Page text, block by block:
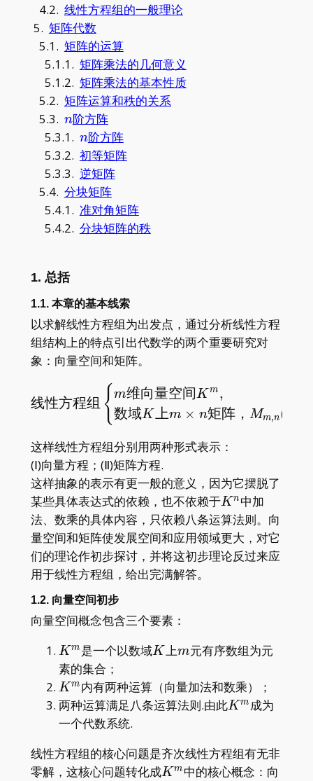
4.2. 线性方程组的一般理论
5. 矩阵代数
5.1. 矩阵的运算
5.1.1. 矩阵乘法的几何意义
5.1.2. 矩阵乘法的基本性质
5.2. 矩阵运算和秩的关系
5.3. n
n阶方阵
5.3.1. n
n阶方阵
5.3.2. 初等矩阵
5.3.3. 逆矩阵
5.4. 分块矩阵
5.4.1. 准对角矩阵
5.4.2. 分块矩阵的秩
1. 总括
1.1. 本章的基本线索
以求解线性方程组为出发点，通过分析线性方程
组结构上的特点引出代数学的两个重要研究对
象：向量空间和矩阵。
\text{线性方程组
线性方程组 {m维向量空间K m ,
数域K上m × n矩阵， Mm,n (
这样线性方程组分别用两种形式表示：
(Ⅰ)向量方程；(Ⅱ)矩阵方程.
这样抽象的表示有更一般的意义，因为它摆脱了
某些具体表达式的依赖，也不依赖于K^n
K n 中加
法、数乘的具体内容，只依赖八条运算法则。向
量空间和矩阵使发展空间和应用领域更大，对它
们的理论作初步探讨，并将这初步理论反过来应
用于线性方程组，给出完满解答。
1.2. 向量空间初步
向量空间概念包含三个要素：
K^m
K m 是一个以数域K
K 上m
m元有序数组为元
素的集合；
K^m
K m 内有两种运算（向量加法和数乘）；
两种运算满足八条运算法则.由此K^m
K m 成为
一个代数系统.
线性方程组的核心问题是齐次线性方程组有无非
零解，这核心问题转化成K^m
Km 中的核心概念：向